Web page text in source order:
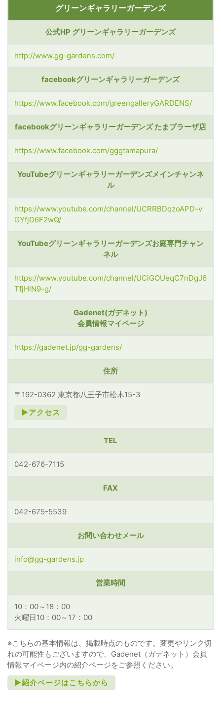
グリーンギャラリーガーデンズ
公式HP グリーンギャラリーガーデンズ
http://www.gg-gardens.com/
facebookグリーンギャラリーガーデンズ
https://www.facebook.com/greengalleryGARDENS/
facebookグリーンギャラリーガーデンズ たまプラーザ店
https://www.facebook.com/gggtamapura/
YouTubeグリーンギャラリーガーデンズメインチャンネ
ル
https://www.youtube.com/channel/UCRRBDqzoAPD-v
GYfjD6F2wQ/
YouTubeグリーンギャラリーガーデンズお庭専門チャン
ネル
https://www.youtube.com/channel/UCiGOUeqC7nDgJ6
TfjHlN9-g/
Gadenet(ガデネット)
会員情報マイページ
https://gadenet.jp/gg-gardens/
住所
〒192-0362 東京都八王子市松木15-3
►アクセス
TEL
042-676-7115
FAX
042-675-5539
お問い合わせメール
info@gg-gardens.jp
営業時間
10：00～18：00
火曜日10：00～17：00
※こちらの基本情報は、掲載時点のものです。変更やリンク切
れの可能性もございますので、Gadenet（ガデネット）会員
情報マイページ内の紹介ページをご参照ください。
►紹介ページはこちらから